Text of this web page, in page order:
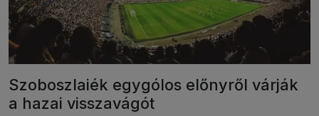
Szoboszlaiék egygólos előnyről várják
a hazai visszavágót